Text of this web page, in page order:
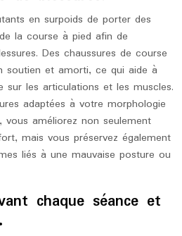
en surpoids de porter des
la course à pied afin de
Des chaussures de course
soutien et amorti, ce qui aide à
sur les articulations et les muscles.
adaptées à votre morphologie
améliorez non seulement
mais vous préservez également
liés à une mauvaise posture ou
chaque séance et